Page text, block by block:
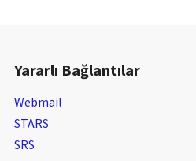
Yararlı Bağlantılar
Webmail
STARS
SRS